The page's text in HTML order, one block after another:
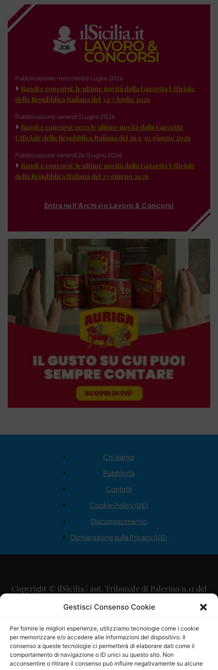
Gestisci Consenso Cookie
Per fornire le migliori esperienze, utilizziamo tecnologie come i cookie
per memorizzare e/o accedere alle informazioni del dispositivo. Il
consenso a queste tecnologie ci permetterà di elaborare dati come il
comportamento di navigazione o ID unici su questo sito. Non
acconsentire o ritirare il consenso può influire negativamente su alcune
Pubblicazione: mercoledì 8 Luglio 2026
Bandi e concorsi: le ultime novità dalla Gazzetta Ufficiale
della Repubblica Italiana del 3 e 7 luglio 2026
Pubblicazione: venerdì 3 Luglio 2026
Bandi e concorsi: ecco le ultime novità dalla Gazzetta
Ufficiale della Repubblica Italiana del 26 e 30 giugno 2026
Pubblicazione: venerdì 26 Giugno 2026
Bandi e concorsi: le ultime novità dalla Gazzetta Ufficiale
della Repubblica Italiana del 23 giugno 2026
Entra nell'Archivio Lavoro & Concorsi
Chi siamo
Pubblicità
Contatti
Cookie Policy (UE)
Disconoscimento
Dichiarazione sulla Privacy (UE)
Copyright © ilSicilia | aut. Tribunale di Palermo n.11 del
29/09/2015
Direttore Editoriale: Maurizio Scaglione
Direttore Responsabile: Maria Calabrese